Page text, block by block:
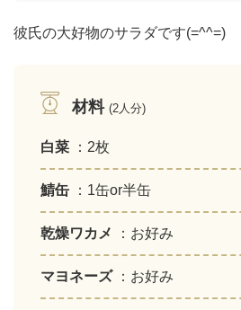
彼氏の大好物のサラダです(=^^=)
材料 (2人分)
白菜 ：2枚
鯖缶 ：1缶or半缶
乾燥ワカメ ：お好み
マヨネーズ ：お好み